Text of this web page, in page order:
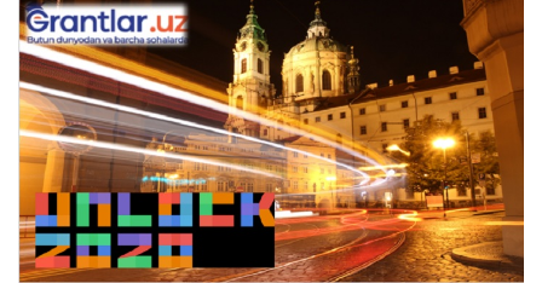
Kurslar
Blog
Yana
Qidirish